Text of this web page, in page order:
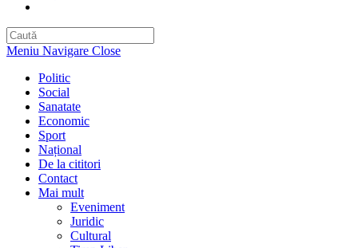
Meniu Navigare Close
Politic
Social
Sanatate
Economic
Sport
Național
De la cititori
Contact
Mai mult
Eveniment
Juridic
Cultural